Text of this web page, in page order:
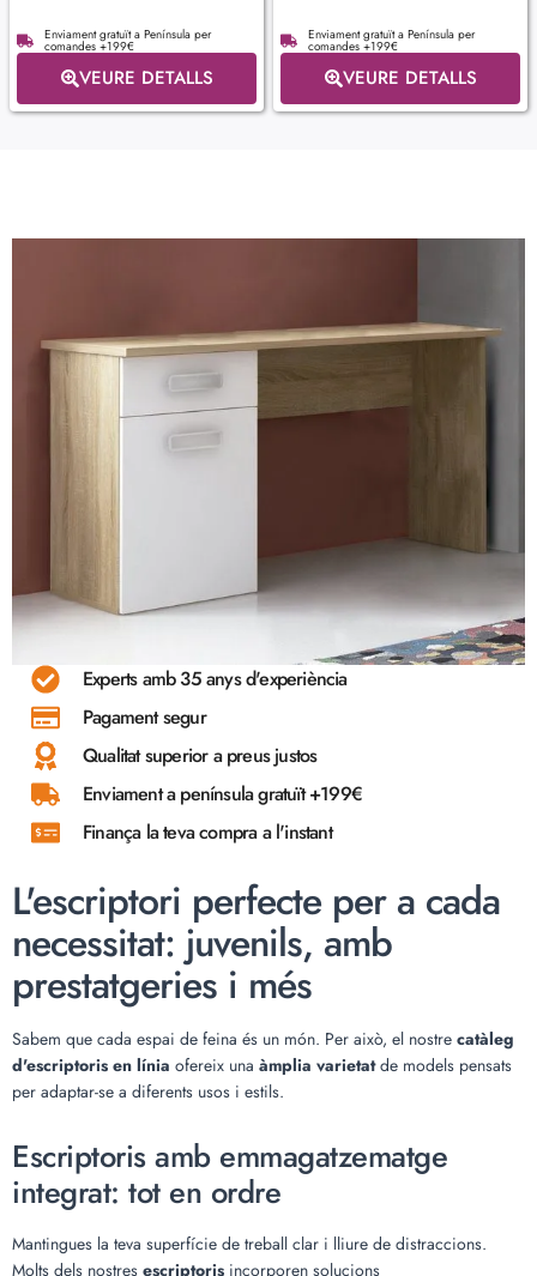
Enviament gratuït a Península per
comandes +199€
VEURE DETALLS
Enviament gratuït a Península per
comandes +199€
VEURE DETALLS
Experts amb 35 anys d'experiència
Pagament segur
Qualitat superior a preus justos
Enviament a península gratuït +199€
Finança la teva compra a l'instant
L'escriptori perfecte per a cada
necessitat: juvenils, amb
prestatgeries i més
Sabem que cada espai de feina és un món. Per això, el nostre catàleg
d'escriptoris en línia ofereix una àmplia varietatde models pensats
per adaptar-se a diferents usos i estils.
Escriptoris amb emmagatzematge
integrat: tot en ordre
Mantingues la teva superfície de treball clar i lliure de distraccions.
Molts dels nostres escriptoris incorporen solucions